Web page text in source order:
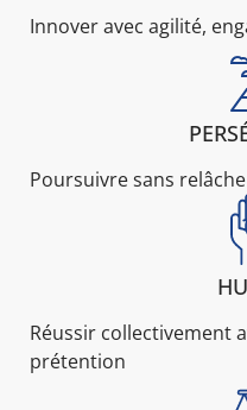
Innover avec agilité,
Poursuivre sans
Réussir collectivement
prétention